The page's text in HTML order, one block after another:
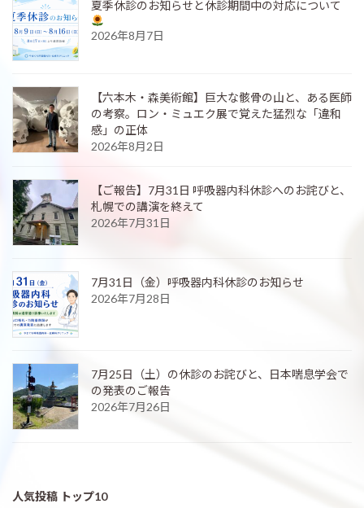
夏季休診のお知らせと休診期間中の対応について
2026年8月7日
【六本木・森美術館】巨大な骸骨の山と、ある医師
の考察。ロン・ミュエク展で覚えた猛烈な「違和
感」の正体
2026年8月2日
【ご報告】7月31日 呼吸器内科休診へのお詫びと、
札幌での講演を終えて
2026年7月31日
7月31日（金）呼吸器内科休診のお知らせ
2026年7月28日
7月25日（土）の休診のお詫びと、日本喘息学会で
の発表のご報告
2026年7月26日
人気投稿 トップ10